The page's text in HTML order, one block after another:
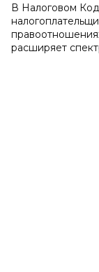
В Налоговом
расширяет